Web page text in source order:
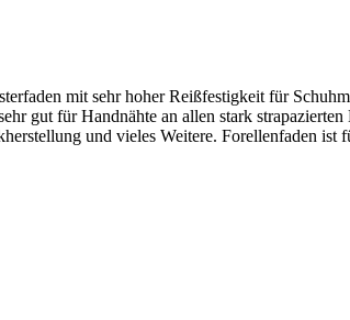
mit sehr hoher Reißfestigkeit für
gut für Handnähte an allen stark
und vieles Weitere. Forellenfaden ist